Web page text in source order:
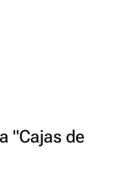
"Cajas de